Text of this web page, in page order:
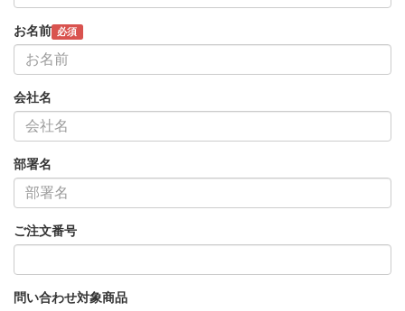
お名前 必須
会社名
部署名
ご注文番号
問い合わせ対象商品